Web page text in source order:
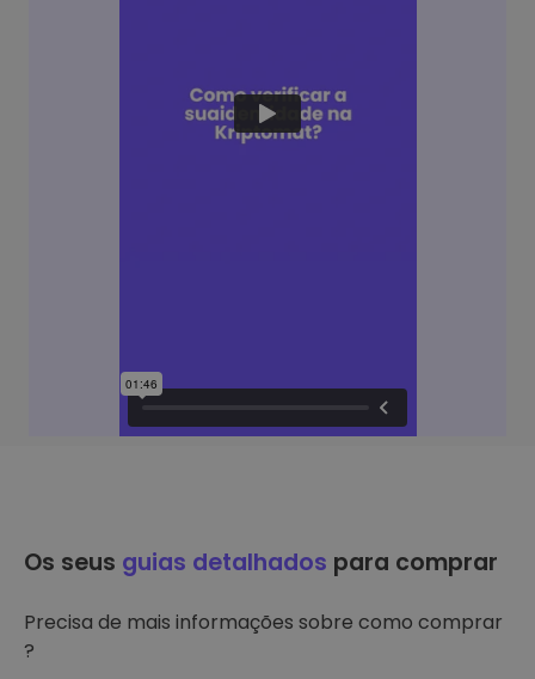
Os seus guias detalhados para comprar
Precisa de mais informações sobre como comprar
?